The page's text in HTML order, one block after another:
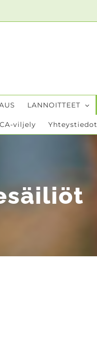
LANNOITTEET
viljely Yhteystiedot